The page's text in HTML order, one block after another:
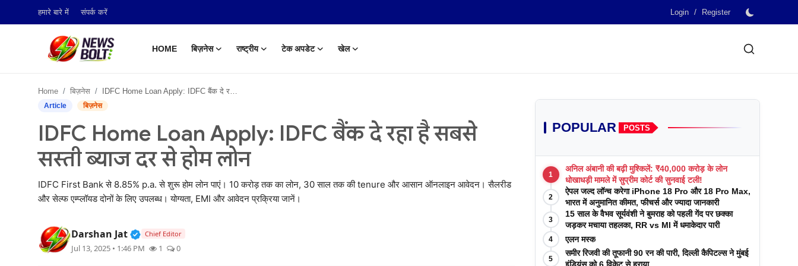
हमारे बारे में संपर्क करें Login / Register
HOME बिज़नेस राष्ट्रीय टेक अपडेट
खेल
Login
टेक अपडेट
हमारे बारे में
Home बिज़नेस IDFC Home Loan Apply: IDFC बैंक दे रहा है सबसे सस्ती ब्याज दर से होम लोन
Article बिज़नेस
IDFC Home Loan Apply: IDFC बैंक दे रहा है सबसे
सस्ती ब्याज दर से होम लोन
IDFC First Bank से 8.85% p.a. से शुरू होम लोन पाएं। 10 करोड़ तक का लोन, 30 साल तक की tenure और आसान ऑनलाइन आवेदन। सैलरीड
और सेल्फ एम्प्लॉयड दोनों के लिए उपलब्ध। योग्यता, EMI और आवेदन प्रक्रिया जानें।
Darshan Jat Verified Public Figure • 05 Aug, 2014
Chief Editor
Jul 13, 2025 • 1:46 PM 1 0
POPULAR POSTS
1
अनिल अंबानी की बढ़ी मुश्किलें: ₹40,000 करोड़ के लोन
धोखाधड़ी मामले में सुप्रीम कोर्ट की सुनवाई टली!
2
ऐपल जल्द लॉन्च करेगा iPhone 18 Pro और 18 Pro Max,
भारत में अनुमानित कीमत, फीचर्स और ज्यादा जानकारी
3
15 साल के वैभव सूर्यवंशी ने बुमराह को पहली गेंद पर छक्का
जड़कर मचाया तहलका, RR vs MI में धमाकेदार पारी
4 एलन मस्क
5
समीर रिजवी की तूफानी 90 रन की पारी, दिल्ली कैपिटल्स ने मुंबई